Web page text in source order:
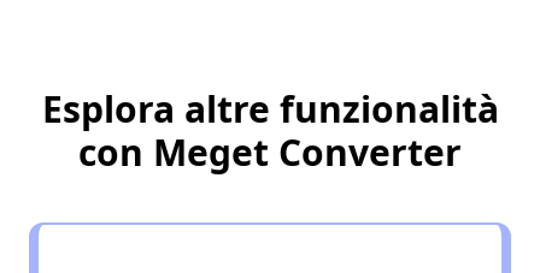
Esplora altre funzionalità
con Meget Converter